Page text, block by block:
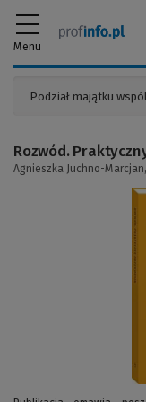
Menu
Rozwód.
Agnieszka Juchno-Marcjan,